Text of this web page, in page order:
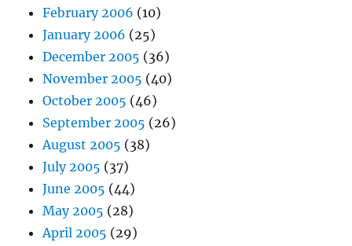
February 2006 (10)
January 2006 (25)
December 2005 (36)
November 2005 (40)
October 2005 (46)
September 2005 (26)
August 2005 (38)
July 2005 (37)
June 2005 (44)
May 2005 (28)
April 2005 (29)